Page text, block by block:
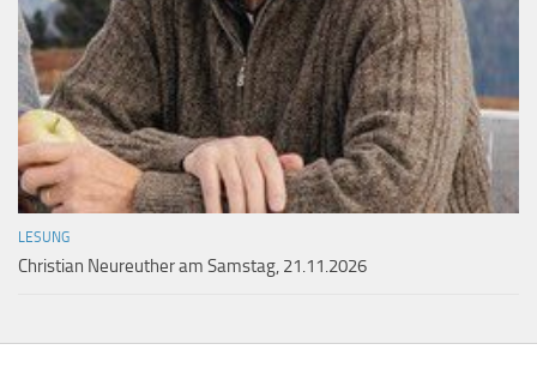
LESUNG
Christian Neureuther am Samstag, 21.11.2026